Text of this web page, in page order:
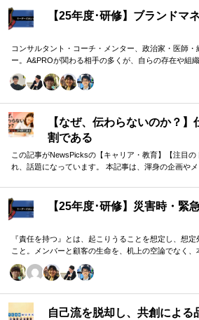
【25年度･研修】ブランドマ
コンサルタント・コーチ・メンター、政治家・医師
ー。A&PROが関わる相手の多くが、自らの存在や組
【なぜ、伝わらないのか？
割である
この記事がNewsPicksの【キャリア・教育】【注目の
れ、話題になっています。 本記事は、渾身の企画や
【25年度･研修】災害時・緊
『責任を持つ』とは、起こりうることを想定し、想
こと。メンバーと顧客の生命を、机上の空論でなく
自己流を脱却し、共創による